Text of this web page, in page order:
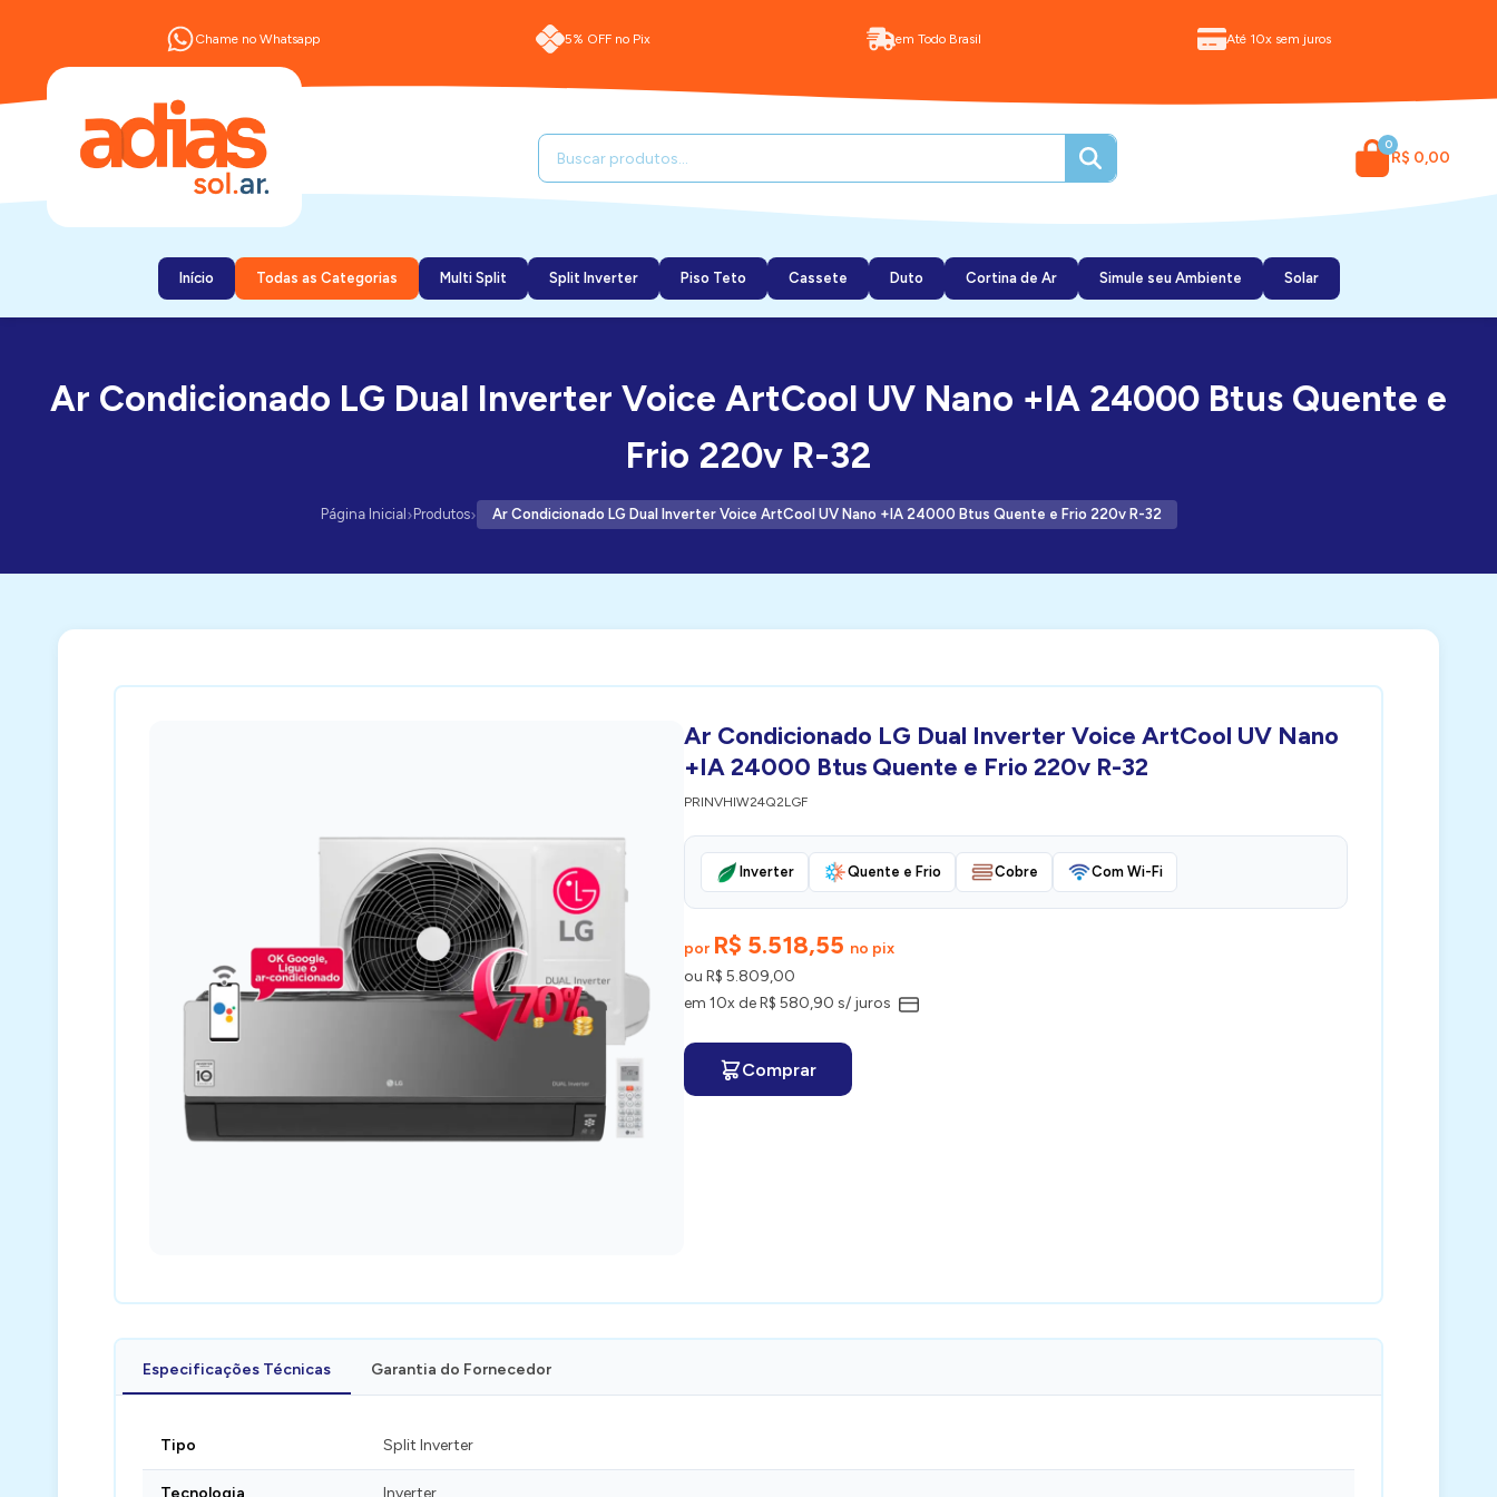
Chame no Whatsapp 5% OFF no Pix em Todo Brasil Até 10x sem juros
0
R$ 0,00
Início Todas as Categorias Multi Split Split Inverter Piso Teto Cassete Duto Cortina de Ar Simule seu Ambiente Solar
Ar Condicionado LG Dual Inverter Voice ArtCool UV Nano +IA 24000 Btus Quente e
Frio 220v R-32
Página Inicial › Produtos› Ar Condicionado LG Dual Inverter Voice ArtCool UV Nano +IA 24000 Btus Quente e Frio 220v R-32
Ar Condicionado LG Dual Inverter Voice ArtCool UV Nano
+IA 24000 Btus Quente e Frio 220v R-32
PRINVHIW24Q2LGF
Inverter Quente e Frio Cobre Com Wi-Fi
por R$ 5.518,55 no pix
ou R$ 5.809,00
em 10x de R$ 580,90 s/ juros
Comprar
Especificações Técnicas Garantia do Fornecedor
Tipo Split Inverter
Tecnologia Inverter